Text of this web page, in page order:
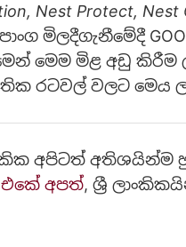
Nest Protect, Nest
මිලදීගැනීමේදී
මෙම මිළ අඩු කිරීම
රටවල් වලට මෙය
අපිටත් අතිශයින්ම
එකේ අපත්, ශ්‍රී